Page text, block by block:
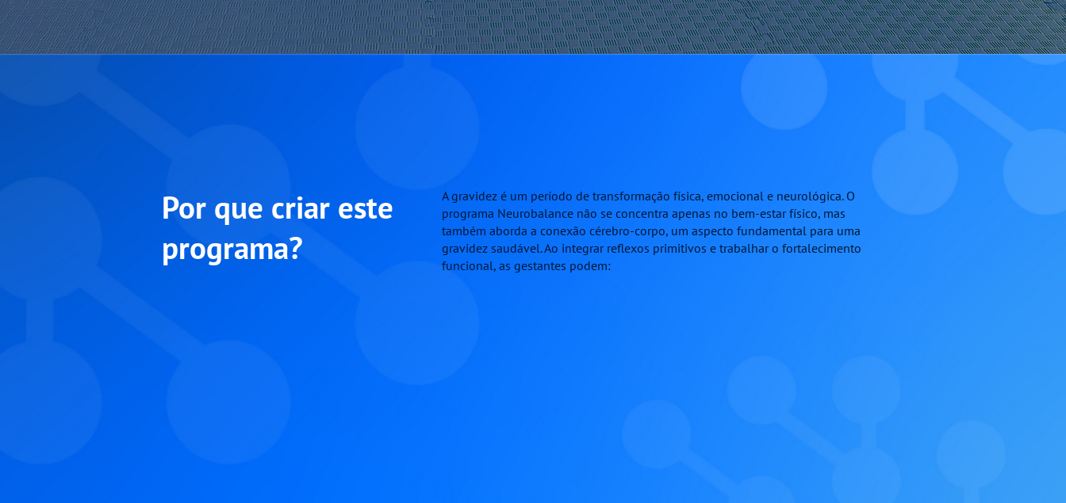
Por que criar este
programa?
A gravidez é um período de transformação física, emocional e neurológica. O
programa Neurobalance não se concentra apenas no bem-estar físico, mas
também aborda a conexão cérebro-corpo, um aspecto fundamental para uma
gravidez saudável. Ao integrar reflexos primitivos e trabalhar o fortalecimento
funcional, as gestantes podem: